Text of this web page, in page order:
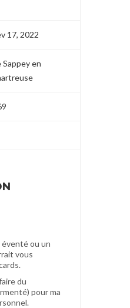
17, 2022
Sappey en
éventé ou un
vous
du
pour ma